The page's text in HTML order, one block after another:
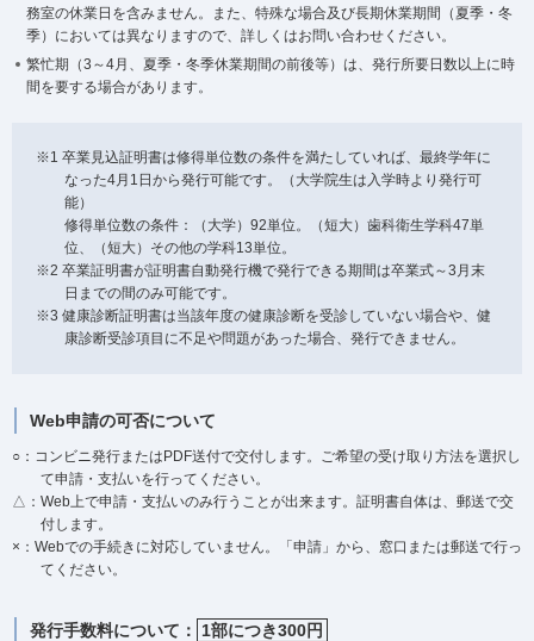
務室の休業日を含みません。また、特殊な場合及び長期休業期間（夏季・冬
季）においては異なりますので、詳しくはお問い合わせください。
繁忙期（3～4月、夏季・冬季休業期間の前後等）は、発行所要日数以上に時
間を要する場合があります。
※1 卒業見込証明書は修得単位数の条件を満たしていれば、最終学年に
なった4月1日から発行可能です。（大学院生は入学時より発行可
能）
修得単位数の条件：（大学）92単位。（短大）歯科衛生学科47単
位、（短大）その他の学科13単位。
※2 卒業証明書が証明書自動発行機で発行できる期間は卒業式～3月末
日までの間のみ可能です。
※3 健康診断証明書は当該年度の健康診断を受診していない場合や、健
康診断受診項目に不足や問題があった場合、発行できません。
Web申請の可否について
○：コンビニ発行またはPDF送付で交付します。ご希望の受け取り方法を選択し
て申請・支払いを行ってください。
△：Web上で申請・支払いのみ行うことが出来ます。証明書自体は、郵送で交
付します。
×：Webでの手続きに対応していません。「申請」から、窓口または郵送で行っ
てください。
発行手数料について： 1部につき300円